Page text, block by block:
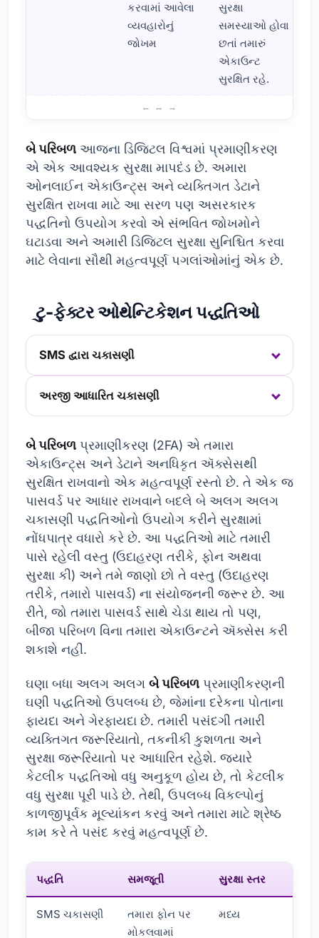
કરવામાં આવેલા
વ્યવહારોનું
જોખમ
સુરક્ષા
સમસ્યાઓ હોવા
છતાં તમારું
એકાઉન્ટ
સુરક્ષિત રહે.
બે પરિબળ આજના ડિજિટલ વિશ્વમાં પ્રમાણીકરણ
એ એક આવશ્યક સુરક્ષા માપદંડ છે. અમારા
ઓનલાઈન એકાઉન્ટ્સ અને વ્યક્તિગત ડેટાને
સુરક્ષિત રાખવા માટે આ સરળ પણ અસરકારક
પદ્ધતિનો ઉપયોગ કરવો એ સંભવિત જોખમોને
ઘટાડવા અને અમારી ડિજિટલ સુરક્ષા સુનિશ્ચિત કરવા
માટે લેવાના સૌથી મહત્વપૂર્ણ પગલાંઓમાંનું એક છે.
ટુ-ફેક્ટર ઓથેન્ટિકેશન પદ્ધતિઓ
SMS દ્વારા ચકાસણી
અરજી આધારિત ચકાસણી
બે પરિબળ પ્રમાણીકરણ (2FA) એ તમારા
એકાઉન્ટ્સ અને ડેટાને અનધિકૃત ઍક્સેસથી
સુરક્ષિત રાખવાનો એક મહત્વપૂર્ણ રસ્તો છે. તે એક જ
પાસવર્ડ પર આધાર રાખવાને બદલે બે અલગ અલગ
ચકાસણી પદ્ધતિઓનો ઉપયોગ કરીને સુરક્ષામાં
નોંધપાત્ર વધારો કરે છે. આ પદ્ધતિઓ માટે તમારી
પાસે રહેલી વસ્તુ (ઉદાહરણ તરીકે, ફોન અથવા
સુરક્ષા કી) અને તમે જાણો છો તે વસ્તુ (ઉદાહરણ
તરીકે, તમારો પાસવર્ડ) ના સંયોજનની જરૂર છે. આ
રીતે, જો તમારા પાસવર્ડ સાથે ચેડા થાય તો પણ,
બીજા પરિબળ વિના તમારા એકાઉન્ટને ઍક્સેસ કરી
શકાશે નહીં.
ઘણા બધા અલગ અલગ બે પરિબળ પ્રમાણીકરણની
ઘણી પદ્ધતિઓ ઉપલબ્ધ છે, જેમાંના દરેકના પોતાના
ફાયદા અને ગેરફાયદા છે. તમારી પસંદગી તમારી
વ્યક્તિગત જરૂરિયાતો, તકનીકી કુશળતા અને
સુરક્ષા જરૂરિયાતો પર આધારિત રહેશે. જ્યારે
કેટલીક પદ્ધતિઓ વધુ અનુકૂળ હોય છે, તો કેટલીક
વધુ સુરક્ષા પૂરી પાડે છે. તેથી, ઉપલબ્ધ વિકલ્પોનું
કાળજીપૂર્વક મૂલ્યાંકન કરવું અને તમારા માટે શ્રેષ્ઠ
કામ કરે તે પસંદ કરવું મહત્વપૂર્ણ છે.
પદ્ધતિ સમજૂતી સુરક્ષા સ્તર
SMS ચકાસણી
તમારા ફોન પર
મોકલવામાં
મધ્ય